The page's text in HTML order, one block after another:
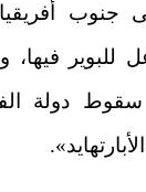
جنوب
للبوير
سقوط دولة